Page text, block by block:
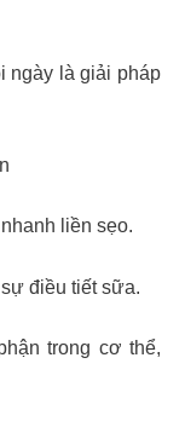
ngày là giải pháp
liền sẹo.
điều tiết sữa.
trong cơ thể,